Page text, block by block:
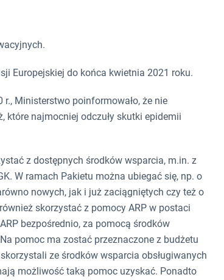
Europejskiej do końca kwietnia 2021 roku.
Ministerstwo poinformowało, że nie
które najmocniej odczuły skutki epidemii
z dostępnych środków wsparcia, m.in. z
W ramach Pakietu można ubiegać się, np. o
nowych, jak i już zaciągniętych czy też o
skorzystać z pomocy ARP w postaci
bezpośrednio, za pomocą środków
pomoc ma zostać przeznaczone z budżetu
ze środków wsparcia obsługiwanych
możliwość taką pomoc uzyskać. Ponadto